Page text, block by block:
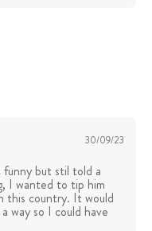
30/09/23
but stil told a
I wanted to tip him
this country. It would
way so I could have